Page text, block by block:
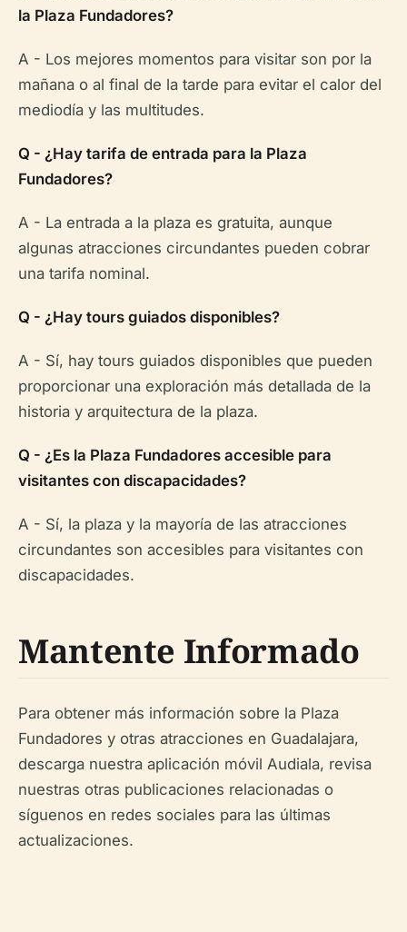
la Plaza Fundadores?
A - Los mejores momentos para visitar son por la
mañana o al final de la tarde para evitar el calor del
mediodía y las multitudes.
Q - ¿Hay tarifa de entrada para la Plaza
Fundadores?
A - La entrada a la plaza es gratuita, aunque
algunas atracciones circundantes pueden cobrar
una tarifa nominal.
Q - ¿Hay tours guiados disponibles?
A - Sí, hay tours guiados disponibles que pueden
proporcionar una exploración más detallada de la
historia y arquitectura de la plaza.
Q - ¿Es la Plaza Fundadores accesible para
visitantes con discapacidades?
A - Sí, la plaza y la mayoría de las atracciones
circundantes son accesibles para visitantes con
discapacidades.
Mantente Informado
Para obtener más información sobre la Plaza
Fundadores y otras atracciones en Guadalajara,
descarga nuestra aplicación móvil Audiala, revisa
nuestras otras publicaciones relacionadas o
síguenos en redes sociales para las últimas
actualizaciones.